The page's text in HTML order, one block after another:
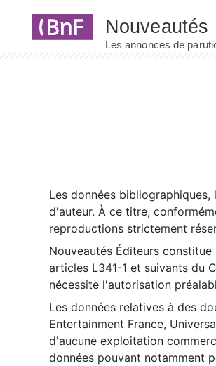
Les données
d'auteur. À ce titre,
reproductions strictement
Nouveautés Éditeurs
articles L341-1 et suivants du
nécessite l'autorisation
Les données relatives à des
Entertainment France,
d'aucune exploitation
données pouvant notamment